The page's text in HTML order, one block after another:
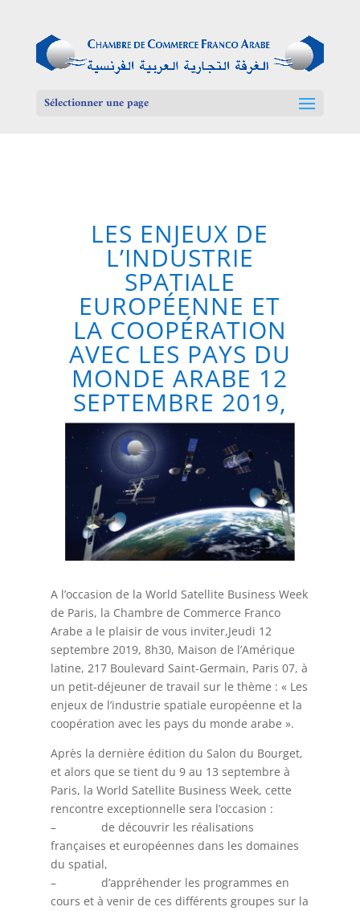
Sélectionner une page
LES ENJEUX DE
L’INDUSTRIE
SPATIALE
EUROPÉENNE ET
LA COOPÉRATION
AVEC LES PAYS DU
MONDE ARABE 12
SEPTEMBRE 2019,
A l’occasion de la World Satellite Business Week
de Paris, la Chambre de Commerce Franco
Arabe a le plaisir de vous inviter,Jeudi 12
septembre 2019, 8h30, Maison de l’Amérique
latine, 217 Boulevard Saint-Germain, Paris 07, à
un petit-déjeuner de travail sur le thème : « Les
enjeux de l’industrie spatiale européenne et la
coopération avec les pays du monde arabe ».
Après la dernière édition du Salon du Bourget,
et alors que se tient du 9 au 13 septembre à
Paris, la World Satellite Business Week, cette
rencontre exceptionnelle sera l’occasion :
– de découvrir les réalisations
françaises et européennes dans les domaines
du spatial,
– d’appréhender les programmes en
cours et à venir de ces différents groupes sur la